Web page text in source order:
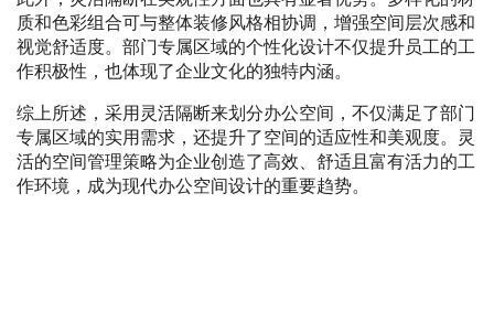
质和色彩组合可与整体装修风格相协调，增强空间层次感和
视觉舒适度。部门专属区域的个性化设计不仅提升员工的工
作积极性，也体现了企业文化的独特内涵。
综上所述，采用灵活隔断来划分办公空间，不仅满足了部门
专属区域的实用需求，还提升了空间的适应性和美观度。灵
活的空间管理策略为企业创造了高效、舒适且富有活力的工
作环境，成为现代办公空间设计的重要趋势。